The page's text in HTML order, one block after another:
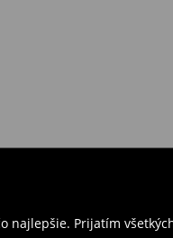
Prijatím